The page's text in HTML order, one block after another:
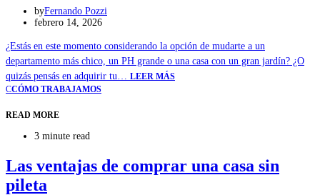
byFernando Pozzi
febrero 14, 2026
¿Estás en este momento considerando la opción de mudarte a un
departamento más chico, un PH grande o una casa con un gran jardín? ¿O
quizás pensás en adquirir tu… LEER MÁS
CCÓMO TRABAJAMOS
READ MORE
3 minute read
Las ventajas de comprar una casa sin
pileta